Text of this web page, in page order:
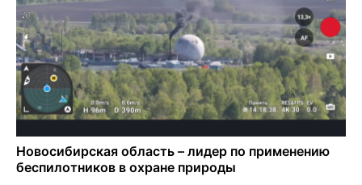
Актриса из Новосибирска Евгения Туркова сыграла мать
в сериале «Малой»